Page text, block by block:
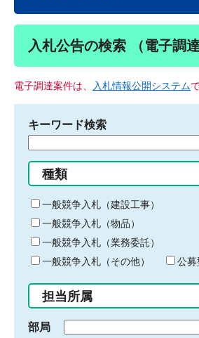
入札公告の検索 （電子調
電子調達案件は、 入札情報公開システム
キーワード検索
る
キ
ー
ワ
ー
ド
入
力
種類
一般競争入札（建設工事）
一般競争入札（物品）
一般競争入札（業務委託）
一般競争入札（その他）
公募
担当所属
部局